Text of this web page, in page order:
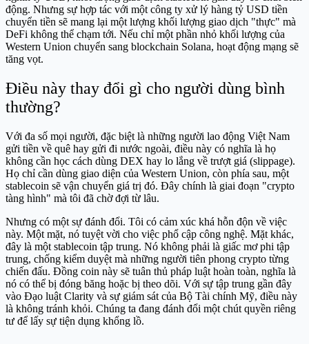
động. Nhưng sự hợp tác với một công ty xử lý hàng tỷ USD tiền
chuyển tiền sẽ mang lại một lượng khối lượng giao dịch "thực" mà
DeFi không thể chạm tới. Nếu chỉ một phần nhỏ khối lượng của
Western Union chuyển sang blockchain Solana, hoạt động mạng sẽ
tăng vọt.
Điều này thay đổi gì cho người dùng bình
thường?
Với đa số mọi người, đặc biệt là những người lao động Việt Nam
gửi tiền về quê hay gửi đi nước ngoài, điều này có nghĩa là họ
không cần học cách dùng DEX hay lo lắng về trượt giá (slippage).
Họ chỉ cần dùng giao diện của Western Union, còn phía sau, một
stablecoin sẽ vận chuyển giá trị đó. Đây chính là giai đoạn "crypto
tàng hình" mà tôi đã chờ đợi từ lâu.
Nhưng có một sự đánh đổi. Tôi có cảm xúc khá hỗn độn về việc
này. Một mặt, nó tuyệt vời cho việc phổ cập công nghệ. Mặt khác,
đây là một stablecoin tập trung. Nó không phải là giấc mơ phi tập
trung, chống kiểm duyệt mà những người tiên phong crypto từng
chiến đấu. Đồng coin này sẽ tuân thủ pháp luật hoàn toàn, nghĩa là
nó có thể bị đóng băng hoặc bị theo dõi. Với sự tập trung gần đây
vào Đạo luật Clarity và sự giám sát của Bộ Tài chính Mỹ, điều này
là không tránh khỏi. Chúng ta đang đánh đổi một chút quyền riêng
tư để lấy sự tiện dụng khổng lồ.